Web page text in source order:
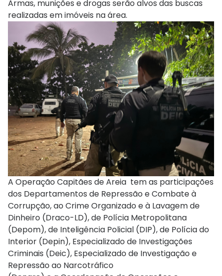
Armas, munições e drogas serão alvos das buscas
realizadas em imóveis na área.
A Operação Capitães de Areia tem as participações
dos Departamentos de Repressão e Combate à
Corrupção, ao Crime Organizado e à Lavagem de
Dinheiro (Draco-LD), de Polícia Metropolitana
(Depom), de Inteligência Policial (DIP), de Polícia do
Interior (Depin), Especializado de Investigações
Criminais (Deic), Especializado de Investigação e
Repressão ao Narcotráfico